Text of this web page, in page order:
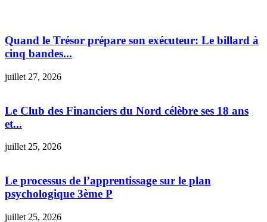
Quand le Trésor prépare son exécuteur: Le billard à
cinq bandes...
juillet 27, 2026
Le Club des Financiers du Nord célèbre ses 18 ans
et...
juillet 25, 2026
Le processus de l’apprentissage sur le plan
psychologique 3ème P
juillet 25, 2026